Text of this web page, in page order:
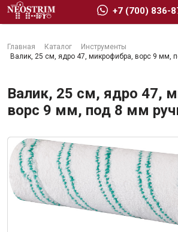
Главная Каталог
Инструменты
Валик, 25 см, ядро 47, микрофибра, ворс 9 мм,
Валик, 25 см, ядро 47,
ворс 9 мм, под 8 мм
+7 (700) 836-
Сухие строительные смеси
Гидроизоляция
Изоляционные материалы
Кровельные материалы